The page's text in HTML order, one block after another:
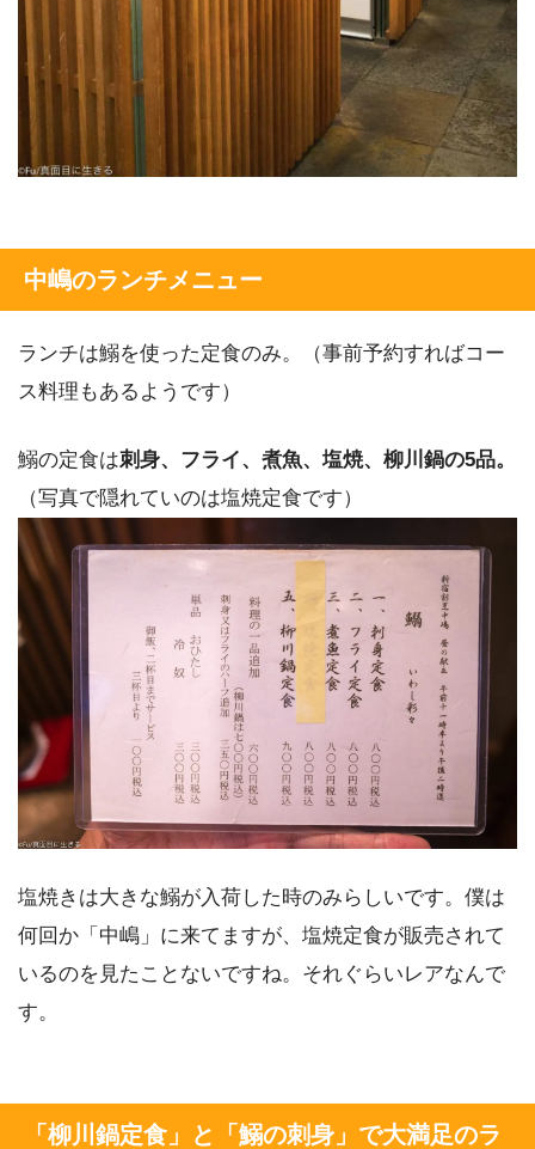
中嶋のランチメニュー
ランチは鰯を使った定食のみ。（事前予約すればコー
ス料理もあるようです）
鰯の定食は刺身、フライ、煮魚、塩焼、柳川鍋の5品。
（写真で隠れていのは塩焼定食です）
塩焼きは大きな鰯が入荷した時のみらしいです。僕は
何回か「中嶋」に来てますが、塩焼定食が販売されて
いるのを見たことないですね。それぐらいレアなんで
す。
「柳川鍋定食」と「鰯の刺身」で大満足のラ